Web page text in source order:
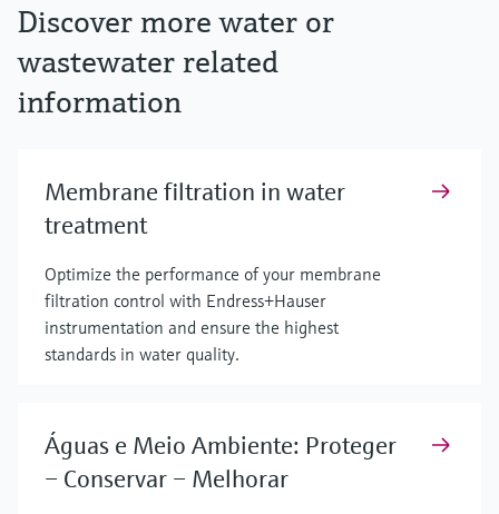
Discover more water or
wastewater related
information
Membrane filtration in water
treatment
Optimize the performance of your membrane
filtration control with Endress+Hauser
instrumentation and ensure the highest
standards in water quality.
Águas e Meio Ambiente: Proteger
– Conservar – Melhorar